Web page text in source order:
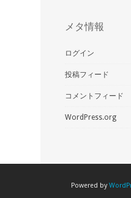
メタ情報
ログイン
投稿フィード
コメントフィード
WordPress.org
Powered by